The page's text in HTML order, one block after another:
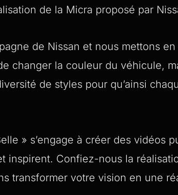
de la Micra proposé par
de Nissan et nous mettons
changer la couleur du véhicule,
de styles pour qu’ainsi
» s’engage à créer des vidéos
inspirent. Confiez-nous la
transformer votre vision en une